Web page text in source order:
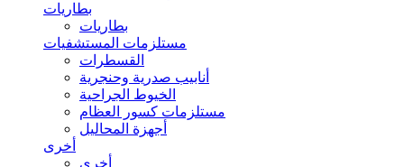
بطاريات
بطاريات
مستلزمات المستشفيات
القسطرات
أنابيب صدرية وحنجرية
الخيوط الجراحية
مستلزمات كسور العظام
أجهزة المحاليل
أخرى
أخرى